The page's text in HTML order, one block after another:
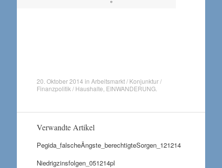
°
20. Oktober 2014 in Arbeitsmarkt / Konjunktur /
Finanzpolitik / Haushalte EINWANDERUNG.
Verwandte Artikel
Pegida_falscheÄngste_berechtigteSorgen_121214
Niedrigzinsfolgen_051214pl